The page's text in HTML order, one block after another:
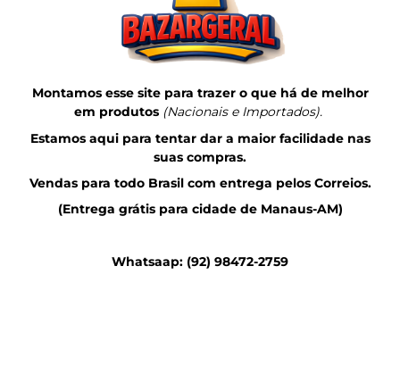
Montamos esse site para trazer o que há de melhor
em produtos (Nacionais e Importados).
Estamos aqui para tentar dar a maior facilidade nas
suas compras.
Vendas para todo Brasil com entrega pelos Correios.
(Entrega grátis para cidade de Manaus-AM)
Whatsaap: (92) 98472-2759